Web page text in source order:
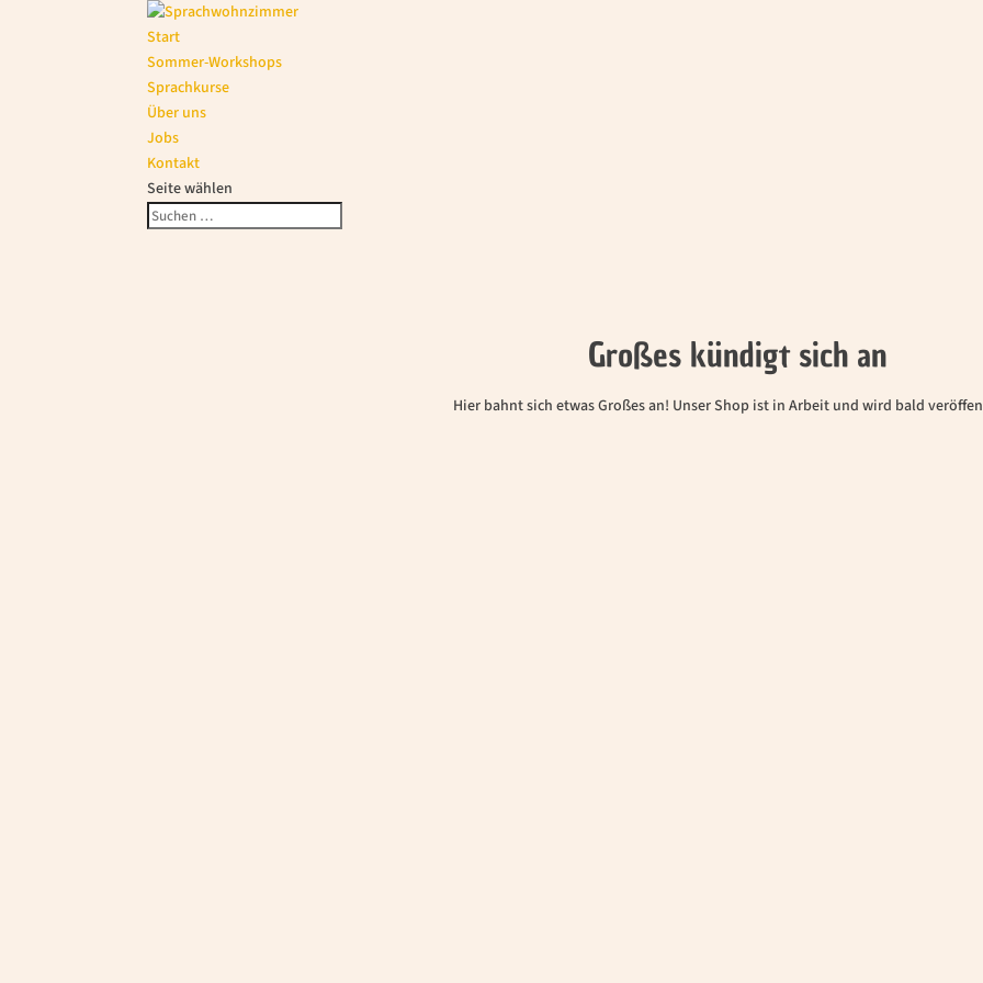
Start
Sommer-Workshops
Sprachkurse
Über uns
Jobs
Kontakt
Seite wählen
Großes kündigt sich an
Hier bahnt sich etwas Großes an! Unser Shop ist in Arbeit und wird bald